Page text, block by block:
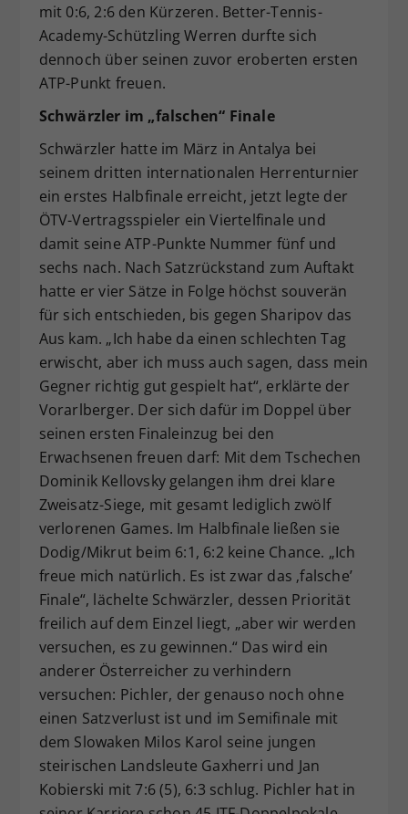
mit 0:6, 2:6 den Kürzeren. Better-Tennis-
Academy-Schützling Werren durfte sich
dennoch über seinen zuvor eroberten ersten
ATP-Punkt freuen.
Schwärzler im „falschen“ Finale
Schwärzler hatte im März in Antalya bei
seinem dritten internationalen Herrenturnier
ein erstes Halbfinale erreicht, jetzt legte der
ÖTV-Vertragsspieler ein Viertelfinale und
damit seine ATP-Punkte Nummer fünf und
sechs nach. Nach Satzrückstand zum Auftakt
hatte er vier Sätze in Folge höchst souverän
für sich entschieden, bis gegen Sharipov das
Aus kam. „Ich habe da einen schlechten Tag
erwischt, aber ich muss auch sagen, dass mein
Gegner richtig gut gespielt hat“, erklärte der
Vorarlberger. Der sich dafür im Doppel über
seinen ersten Finaleinzug bei den
Erwachsenen freuen darf: Mit dem Tschechen
Dominik Kellovsky gelangen ihm drei klare
Zweisatz-Siege, mit gesamt lediglich zwölf
verlorenen Games. Im Halbfinale ließen sie
Dodig/Mikrut beim 6:1, 6:2 keine Chance. „Ich
freue mich natürlich. Es ist zwar das ‚falsche’
Finale“, lächelte Schwärzler, dessen Priorität
freilich auf dem Einzel liegt, „aber wir werden
versuchen, es zu gewinnen.“ Das wird ein
anderer Österreicher zu verhindern
versuchen: Pichler, der genauso noch ohne
einen Satzverlust ist und im Semifinale mit
dem Slowaken Milos Karol seine jungen
steirischen Landsleute Gaxherri und Jan
Kobierski mit 7:6 (5), 6:3 schlug. Pichler hat in